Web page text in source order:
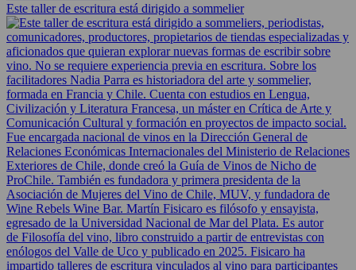
Este taller de escritura está dirigido a sommelier